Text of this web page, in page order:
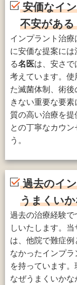
安価なイ
不安がある
インプラント治
に安価な提案に
る名医は、安さで
考えています。使
た滅菌体制、術
きない重要な要
質の高い治療を提
との丁寧なカウ
う。
過去のイ
うまくい
過去の治療経験
しいたします。当
は、他院で難症
なかったインプ
を持っています。
なぜうまくいか